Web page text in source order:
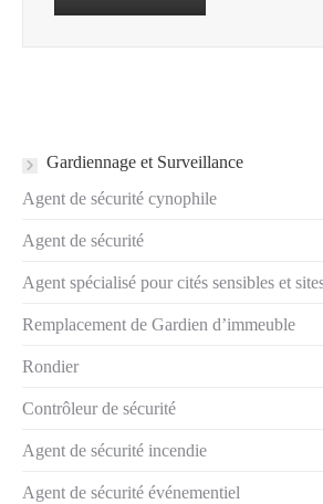
Gardiennage et Surveillance
Agent de sécurité cynophile
Agent de sécurité
Agent spécialisé pour cités sensibles et
Remplacement de Gardien d’immeuble
Rondier
Contrôleur de sécurité
Agent de sécurité incendie
Agent de sécurité événementiel